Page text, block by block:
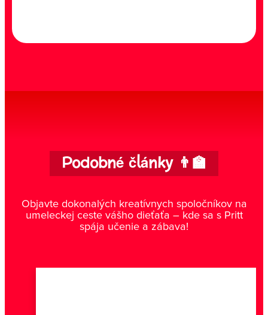
Podobné články 👨‍🏫
Objavte dokonalých kreatívnych spoločníkov na
umeleckej ceste vášho dieťaťa – kde sa s Pritt
spája učenie a zábava!